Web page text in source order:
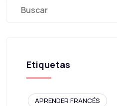
Etiquetas
APRENDER FRANCÉS